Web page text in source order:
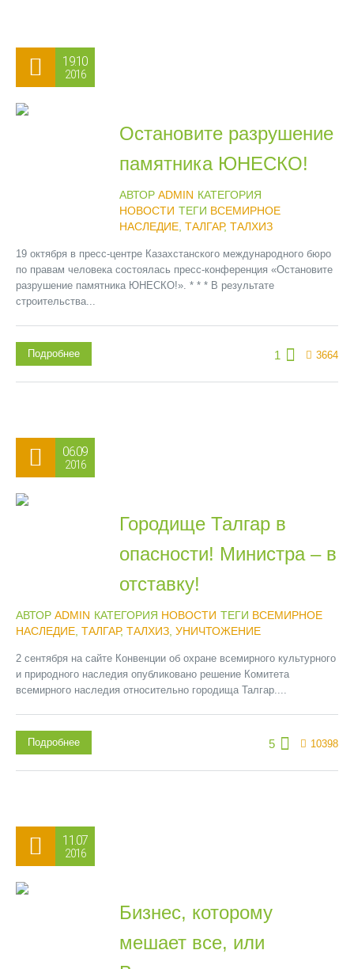
19.10
2016
Остановите разрушение
памятника ЮНЕСКО!
АВТОР ADMIN КАТЕГОРИЯ
НОВОСТИ ТЕГИ ВСЕМИРНОЕ
НАСЛЕДИЕ, ТАЛГАР, ТАЛХИЗ
19 октября в пресс-центре Казахстанского международного бюро
по правам человека состоялась пресс-конференция «Остановите
разрушение памятника ЮНЕСКО!». * * * В результате
строительства...
1 3664
Подробнее
06.09
2016
Городище Талгар в
опасности! Министра – в
отставку!
АВТОР ADMIN КАТЕГОРИЯ НОВОСТИ ТЕГИ ВСЕМИРНОЕ
НАСЛЕДИЕ ТАЛГАР, ТАЛХИЗ УНИЧТОЖЕНИЕ
2 сентября на сайте Конвенции об охране всемирного культурного
и природного наследия опубликовано решение Комитета
всемирного наследия относительно городища Талгар....
5 10398
Подробнее
11.07
2016
Бизнес, которому
мешает все, или